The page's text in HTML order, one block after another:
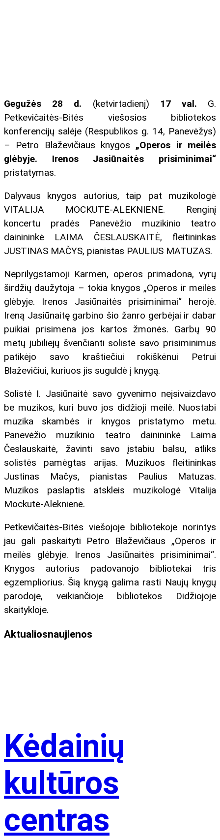
Gegužės 28 d. (ketvirtadienį) 17 val. G.
Petkevičaitės-Bitės viešosios bibliotekos
konferencijų salėje (Respublikos g. 14, Panevėžys)
– Petro Blaževičiaus knygos „Operos ir meilės
glėbyje. Irenos Jasiūnaitės prisiminimai“
pristatymas.
Dalyvaus knygos autorius, taip pat muzikologė
VITALIJA MOCKUTĖ-ALEKNIENĖ. Renginį
koncertu pradės Panevėžio muzikinio teatro
dainininkė LAIMA ČESLAUSKAITĖ, fleitininkas
JUSTINAS MAČYS, pianistas PAULIUS MATUZAS.
Neprilygstamoji Karmen, operos primadona, vyrų
širdžių daužytoja – tokia knygos „Operos ir meilės
glėbyje. Irenos Jasiūnaitės prisiminimai“ herojė.
Ireną Jasiūnaitę garbino šio žanro gerbėjai ir dabar
puikiai prisimena jos kartos žmonės. Garbų 90
metų jubiliejų švenčianti solistė savo prisiminimus
patikėjo savo kraštiečiui rokiškėnui Petrui
Blaževičiui, kuriuos jis suguldė į knygą.
Solistė I. Jasiūnaitė savo gyvenimo neįsivaizdavo
be muzikos, kuri buvo jos didžioji meilė. Nuostabi
muzika skambės ir knygos pristatymo metu.
Panevėžio muzikinio teatro dainininkė Laima
Česlauskaitė, žavinti savo įstabiu balsu, atliks
solistės pamėgtas arijas. Muzikuos fleitininkas
Justinas Mačys, pianistas Paulius Matuzas.
Muzikos paslaptis atskleis muzikologė Vitalija
Mockutė-Aleknienė.
Petkevičaitės-Bitės viešojoje bibliotekoje norintys
jau gali paskaityti Petro Blaževičiaus „Operos ir
meilės glėbyje. Irenos Jasiūnaitės prisiminimai“.
Knygos autorius padovanojo bibliotekai tris
egzempliorius. Šią knygą galima rasti Naujų knygų
parodoje, veikiančioje bibliotekos Didžiojoje
skaitykloje.
Aktualiosnaujienos
Kėdainių
kultūros
centras